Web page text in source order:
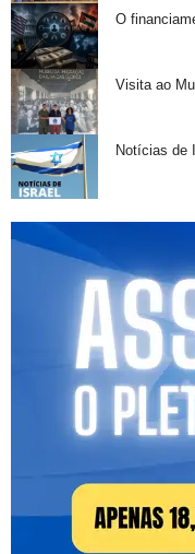
O
Visita ao
Notícias de